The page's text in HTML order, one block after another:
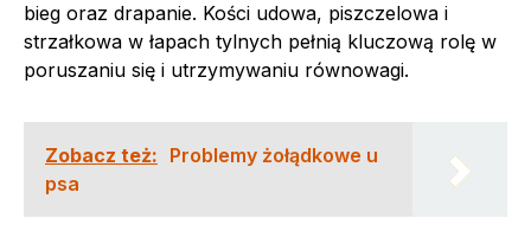
bieg oraz drapanie. Kości udowa, piszczelowa i
strzałkowa w łapach tylnych pełnią kluczową rolę w
poruszaniu się i utrzymywaniu równowagi.
Zobacz też: Problemy żołądkowe u
psa